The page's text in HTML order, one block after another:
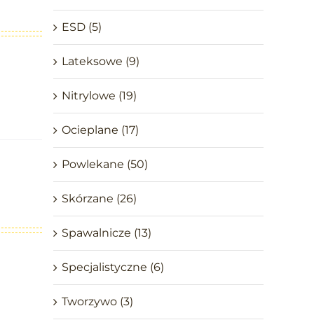
ESD (5)
Lateksowe (9)
Nitrylowe (19)
Ocieplane (17)
Powlekane (50)
Skórzane (26)
Spawalnicze (13)
Specjalistyczne (6)
Tworzywo (3)